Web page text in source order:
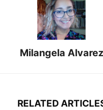
Milangela Alvarez
RELATED